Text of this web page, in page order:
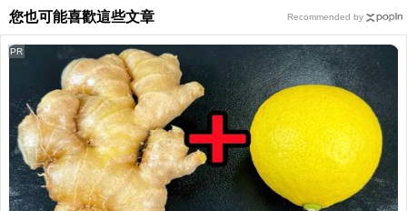
您也可能喜歡這些文章
PR
Recommended by